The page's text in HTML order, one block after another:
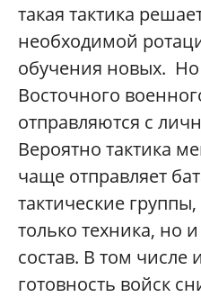
такая тактика
необходимой
обучения новых.
Восточного
отправляются с
Вероятно тактика
чаще отправляет
тактические
только техника, но
состав. В том числе
готовность войск